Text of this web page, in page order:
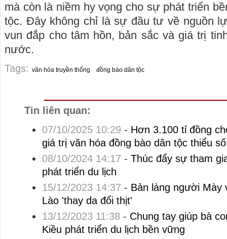
mà còn là niềm hy vọng cho sự phát triển
tộc. Đây không chỉ là sự đầu tư về nguồn
vun đắp cho tâm hồn, bản sắc và giá trị
nước.
Tags: văn hóa truyền thống đồng bào dân tộc
Tin liên quan:
07/10/2025 10:29 - Hơn 3.100 tỉ đồng
giá trị văn hóa đồng bào dân tộc thiểu số
08/10/2024 14:17 - Thúc đẩy sự tham
phát triển du lịch
15/12/2023 14:37 - Bản làng người Mày
Lào 'thay da đổi thịt'
13/12/2023 11:38 - Chung tay giúp bà
Kiều phát triển du lịch bền vững